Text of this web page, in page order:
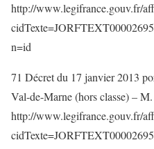
http://www.legifrance.gouv.fr/
n=id
71 Décret du 17 janvier 2013
Val-de-Marne (hors classe) –
http://www.legifrance.gouv.fr/